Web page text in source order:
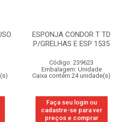
ESPONJA CONDOR T TD
P/GRELHAS E ESP 1535
Código: 239623
Embalagem: Unidade
Caixa contém 24 unidade(s)
Faça seu login ou
cadastre-se para ver
preços e comprar